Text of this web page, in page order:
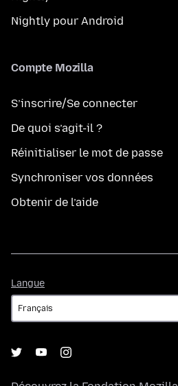
Nightly pour Android
Compte Mozilla
S’inscrire/Se connecter
De quoi s’agit-il ?
Réinitialiser le mot de passe
Synchroniser vos données
Obtenir de l’aide
Langue